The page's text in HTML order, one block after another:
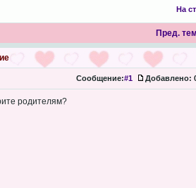
На
Пред.
Сообщение:#1 Добавлено:
родителям?